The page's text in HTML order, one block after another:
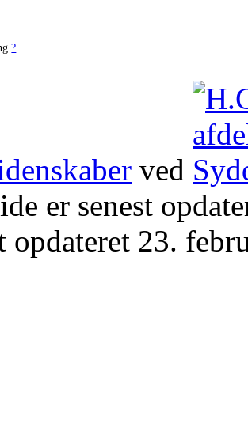
?
ved
er senest
opdateret 23.